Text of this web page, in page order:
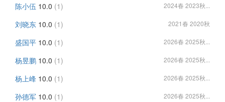
陈小伍 10.0 (1) 2024春 2023秋...
刘晓东 10.0 (1) 2021春 2020秋
盛国平 10.0 (1) 2026春 2025秋...
杨昱鹏 10.0 (1) 2026春 2025秋...
杨上峰 10.0 (1) 2026春 2025秋...
孙德军 10.0 (1) 2026春 2025秋...